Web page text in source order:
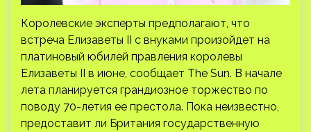
Королевские эксперты предполагают, что
встреча Елизаветы II с внуками произойдет на
платиновый юбилей правления королевы
Елизаветы II в июне, сообщает The Sun. В начале
лета планируется грандиозное торжество по
поводу 70-летия ее престола. Пока неизвестно,
предоставит ли Британия государственную